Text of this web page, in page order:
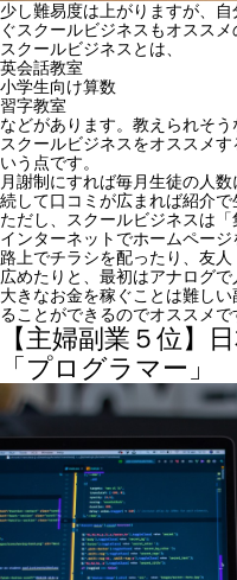
少し難易度は上がりますが、
ぐスクールビジネスもオススメ
スクールビジネスとは、
英会話教室
小学生向け算数
習字教室
などがあります。教えられそ
スクールビジネスをオススメす
いう点です。
月謝制にすれば毎月生徒の人
続して口コミが広まれば紹介で
ただし、スクールビジネスは「
インターネットでホームペー
路上でチラシを配ったり、友
広めたりと、最初はアナログで
大きなお金を稼ぐことは難し
ることができるのでオススメで
【主婦副業５位】
「プログラマー」